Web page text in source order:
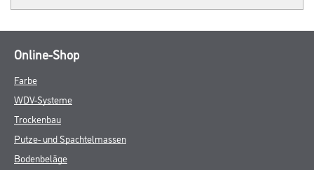
Online-Shop
Farbe
WDV-Systeme
Trockenbau
Putze- und Spachtelmassen
Bodenbeläge